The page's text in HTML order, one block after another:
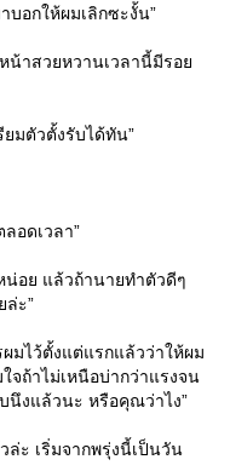
บอกให้ผมเลิกซะงั้น”
น้าสวยหวานเวลานี้มีรอย
ยมตัวตั้งรับได้ทัน”
อดเวลา”
อย แล้วถ้านายทำตัวดีๆ
ล่ะ”
มไว้ตั้งแต่แรกแล้วว่าให้ผม
ถ้าไม่เหนือบ่ากว่าแรงจน
นึงแล้วนะ หรือคุณว่าไง”
ล่ะ เริ่มจากพรุ่งนี้เป็นวัน